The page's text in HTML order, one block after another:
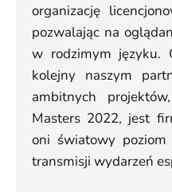
organizację
pozwalając na
w rodzimym języku.
kolejny naszym
ambitnych
Masters 2022, jest
oni światowy
transmisji wydarzeń